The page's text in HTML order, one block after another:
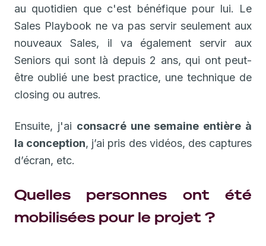
au quotidien que c'est bénéfique pour lui. Le
Sales Playbook ne va pas servir seulement aux
nouveaux Sales, il va également servir aux
Seniors qui sont là depuis 2 ans, qui ont peut-
être oublié une best practice, une technique de
closing ou autres.
Ensuite, j'ai consacré une semaine entière à
la conception, j’ai pris des vidéos, des captures
d’écran, etc.
Quelles personnes ont été
mobilisées pour le projet ?